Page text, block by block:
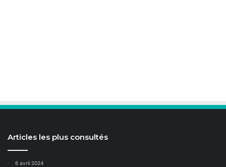
Articles les plus consultés
6 avril 2024